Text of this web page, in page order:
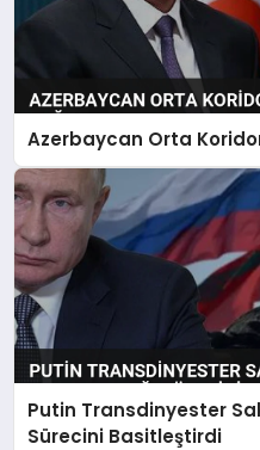
Azerbaycan Orta
Putin Transdinyester
Sürecini Basitleştirdi